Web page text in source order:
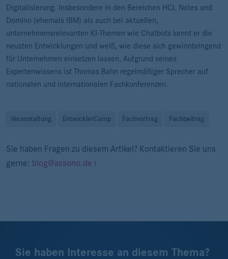
Digitalisierung. Insbesondere in den Bereichen HCL Notes und
Domino (ehemals IBM) als auch bei aktuellen,
unternehmensrelevanten KI-Themen wie Chatbots kennt er die
neusten Entwicklungen und weiß, wie diese sich gewinnbringend
für Unternehmen einsetzen lassen. Aufgrund seines
Expertenwissens ist Thomas Bahn regelmäßiger Sprecher auf
nationalen und internationalen Fachkonferenzen.
Veranstaltung EntwicklerCamp Fachvortrag Fachbeitrag
Sie haben Fragen zu diesem Artikel? Kontaktieren Sie uns
gerne: blog@assono.de
Sie haben Interesse an diesem Thema?